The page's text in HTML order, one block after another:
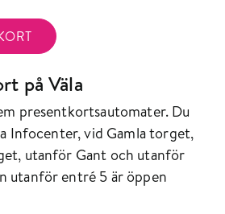
på Väla
presentkortsautomater. Du
Infocenter, vid Gamla torget,
utanför Gant och utanför
utanför entré 5 är öppen